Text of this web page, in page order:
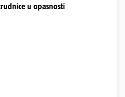
u opasnosti